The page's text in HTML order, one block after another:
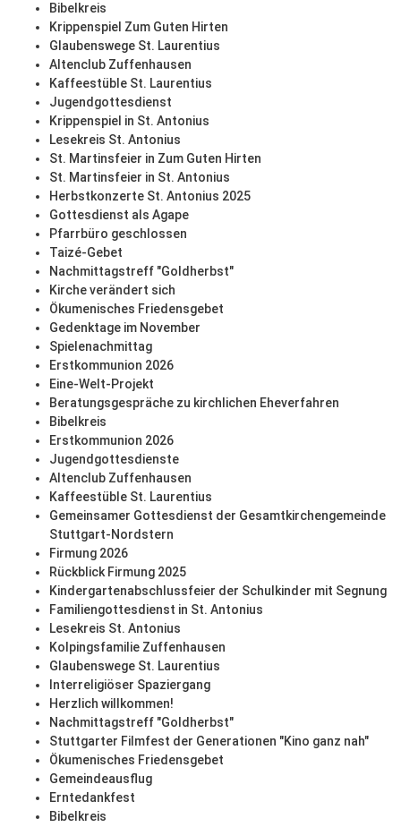
Bibelkreis
Krippenspiel Zum Guten Hirten
Glaubenswege St. Laurentius
Altenclub Zuffenhausen
Kaffeestüble St. Laurentius
Jugendgottesdienst
Krippenspiel in St. Antonius
Lesekreis St. Antonius
St. Martinsfeier in Zum Guten Hirten
St. Martinsfeier in St. Antonius
Herbstkonzerte St. Antonius 2025
Gottesdienst als Agape
Pfarrbüro geschlossen
Taizé-Gebet
Nachmittagstreff "Goldherbst"
Kirche verändert sich
Ökumenisches Friedensgebet
Gedenktage im November
Spielenachmittag
Erstkommunion 2026
Eine-Welt-Projekt
Beratungsgespräche zu kirchlichen Eheverfahren
Bibelkreis
Erstkommunion 2026
Jugendgottesdienste
Altenclub Zuffenhausen
Kaffeestüble St. Laurentius
Gemeinsamer Gottesdienst der Gesamtkirchengemeinde
Stuttgart-Nordstern
Firmung 2026
Rückblick Firmung 2025
Kindergartenabschlussfeier der Schulkinder mit Segnung
Familiengottesdienst in St. Antonius
Lesekreis St. Antonius
Kolpingsfamilie Zuffenhausen
Glaubenswege St. Laurentius
Interreligiöser Spaziergang
Herzlich willkommen!
Nachmittagstreff "Goldherbst"
Stuttgarter Filmfest der Generationen "Kino ganz nah"
Ökumenisches Friedensgebet
Gemeindeausflug
Erntedankfest
Bibelkreis